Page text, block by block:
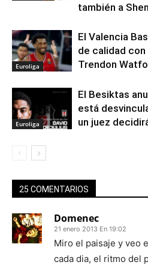
también a
Euroliga
El Valencia
de calidad
Trendon
Euroliga
El Besiktas
está
un juez
25 COMENTARIOS
Domenec
21 enero 2013 En 19:02
Miro el paisaje y veo
cada dia, el ritmo del